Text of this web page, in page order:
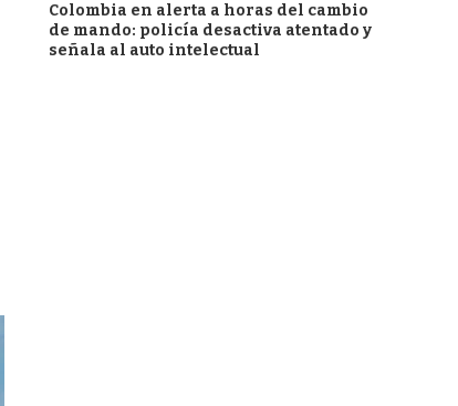
Colombia en alerta a horas del cambio
de mando: policía desactiva atentado y
señala al auto intelectual